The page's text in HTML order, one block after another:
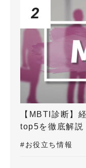
2
【MBTI診断】
top5を徹底解説
#お役立ち情報